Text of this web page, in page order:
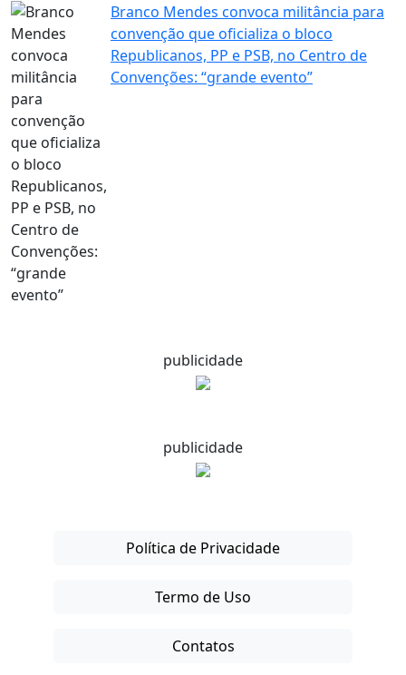
Branco Mendes convoca militância para
convenção que oficializa o bloco
Republicanos, PP e PSB, no Centro de
Convenções: “grande evento”
publicidade
publicidade
Política de Privacidade
Termo de Uso
Contatos